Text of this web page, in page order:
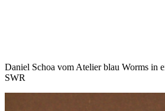
Daniel Schoa vom Atelier blau Worms in
SWR